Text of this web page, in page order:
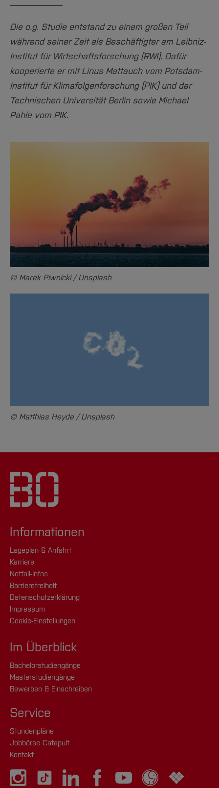
Die o.g. Studie entstand zu einem großen Teil
während seiner Zeit als Beschäftigter am Leibniz-
Institut für Wirtschaftsforschung (RWI). Dafür
kooperierte er mit Linus Mattauch vom Potsdam-
Institut für Klimafolgenforschung (PIK) und der
Technischen Universität Berlin sowie Michael
Pahle vom PIK.
© Marek Piwnicki / Unsplash
© Matthias Heyde / Unsplash
Informationen
Lageplan & Anfahrt
Karriere
Notfall-Infos
Barrierefreiheit
Datenschutzerklärung
Impressum
Cookie-Einstellungen
Im Überblick
Bachelorstudiengänge
Masterstudiengänge
Bewerben & Einschreiben
Service
Stundenpläne
Jobbörse Catapult
Kontakt